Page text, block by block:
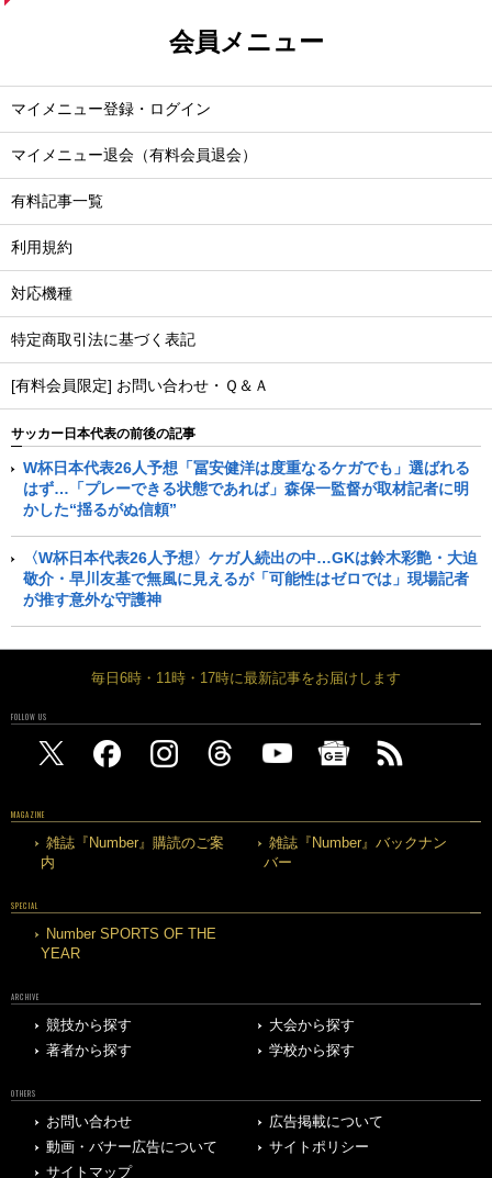
会員メニュー
マイメニュー登録・ログイン
マイメニュー退会（有料会員退会）
有料記事一覧
利用規約
対応機種
特定商取引法に基づく表記
[有料会員限定] お問い合わせ・Ｑ＆Ａ
サッカー日本代表の前後の記事
W杯日本代表26人予想「冨安健洋は度重なるケガでも」選ばれる
はず…「プレーできる状態であれば」森保一監督が取材記者に明
かした“揺るがぬ信頼”
〈W杯日本代表26人予想〉ケガ人続出の中…GKは鈴木彩艶・大迫
敬介・早川友基で無風に見えるが「可能性はゼロでは」現場記者
が推す意外な守護神
毎日6時・11時・17時に最新記事をお届けします
FOLLOW US
MAGAZINE
雑誌『Number』購読のご案
内
雑誌『Number』バックナン
バー
SPECIAL
Number SPORTS OF THE
YEAR
ARCHIVE
競技から探す
大会から探す
著者から探す
学校から探す
OTHERS
お問い合わせ
広告掲載について
動画・バナー広告について
サイトポリシー
サイトマップ